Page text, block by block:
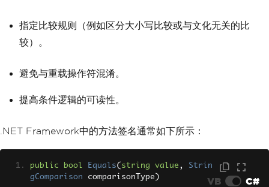
指定比较规则（例如区分大小写比较或与文化无关的比
较）。
避免与重载操作符混淆。
提高条件逻辑的可读性。
.NET Framework中的方法签名通常如下所示：
public bool Equals( string value ,
Strin
gComparison comparisonType ) VB C#